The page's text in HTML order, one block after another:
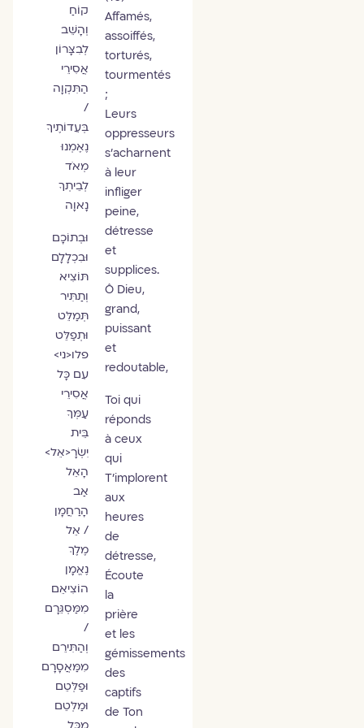
Affamés,
assoiffés,
torturés,
tourmentés
Leurs
oppresseurs
s’acharnent
à leur
infliger
peine,
détresse
et
supplices.
Ô Dieu,
grand,
puissant
et
redoutable,
Toi qui
réponds
à ceux
qui
T’implorent
aux
heures
de
détresse,
Écoute
la
prière
et les
gémissements
des
captifs
de Ton
קוֹחַ
וְהָשֵׁב
לְבִצָּרוֹן
אֲסִירֵי
הַתִּקְוָה
בְּעֵדוֹתֶיךָ
נֶאֶמְנוּ
מְאֹד
לְבֵיתְךָ
נָאוָה
וּבְתוֹכָם
וּבִכְלָלָם
תּוֹצִיא
וְתַתִּיר
תְּמַלֵּט
וּתְפַלֵּט
פלו<ני>
עִם כָּל
אֲסִירֵי
עַמְּךָ
בֵּית
יִשְׂרָ<אֵל>
הָאֵל
אַב
הָרַחֲמָן
/ אֵל
מֶלֶךְ
נֶאֱמָן
הוֹצִיאֵם
מִמַּסְגֵּרָם
וְהַתִּירֵם
מִמַּאֲסָרָם
וּפַלְּטֵם
וּמַלְּטֵם